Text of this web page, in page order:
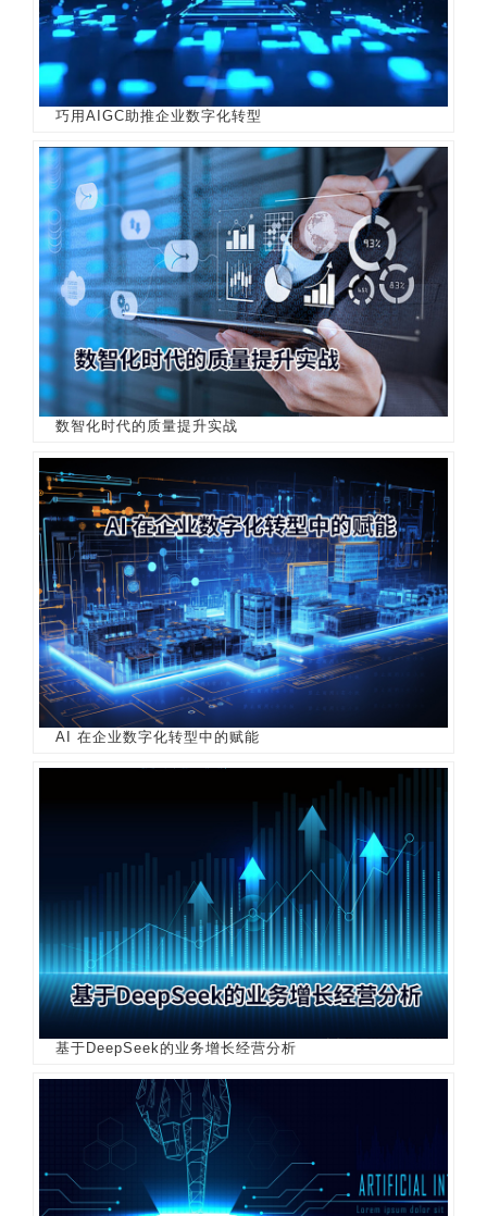
巧用AIGC助推企业数字化转型
数智化时代的质量提升实战
AI 在企业数字化转型中的赋能
基于DeepSeek的业务增长经营分析